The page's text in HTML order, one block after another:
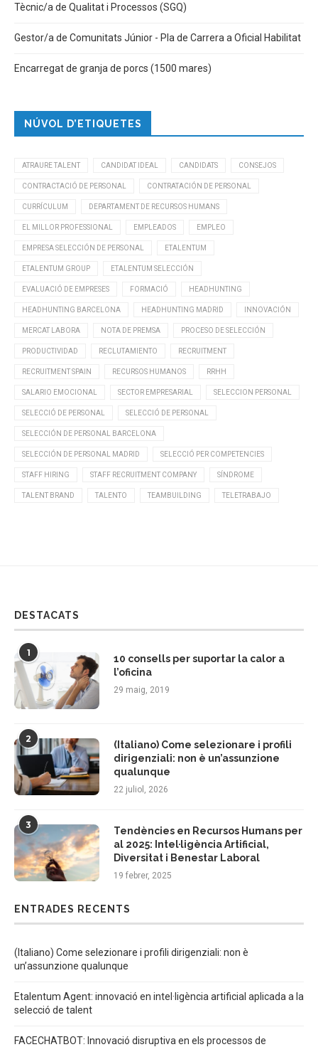
Tècnic/a de Qualitat i Processos (SGQ)
Gestor/a de Comunitats Júnior - Pla de Carrera a Oficial Habilitat
Encarregat de granja de porcs (1500 mares)
NÚVOL D’ETIQUETES
ATRAURE TALENT CANDIDAT IDEAL CANDIDATS CONSEJOS
CONTRACTACIÓ DE PERSONAL CONTRATACIÓN DE PERSONAL
CURRÍCULUM DEPARTAMENT DE RECURSOS HUMANS
EL MILLOR PROFESSIONAL EMPLEADOS EMPLEO
EMPRESA SELECCIÓN DE PERSONAL ETALENTUM
ETALENTUM GROUP ETALENTUM SELECCIÓN
EVALUACIÓ DE EMPRESES FORMACIÓ HEADHUNTING
HEADHUNTING BARCELONA HEADHUNTING MADRID INNOVACIÓN
MERCAT LABORA NOTA DE PREMSA PROCESO DE SELECCIÓN
PRODUCTIVIDAD RECLUTAMIENTO RECRUITMENT
RECRUITMENT SPAIN RECURSOS HUMANOS RRHH
SALARIO EMOCIONAL SECTOR EMPRESARIAL SELECCION PERSONAL
SELECCIÓ DE PERSONAL SELECCIÓ DE PERSONAL
SELECCIÓN DE PERSONAL BARCELONA
SELECCIÓN DE PERSONAL MADRID SELECCIÓ PER COMPETENCIES
STAFF HIRING STAFF RECRUITMENT COMPANY SÍNDROME
TALENT BRAND TALENTO TEAMBUILDING TELETRABAJO
DESTACATS
1
10 consells per suportar la calor a
l’oficina
29 maig, 2019
2
(Italiano) Come selezionare i profili
dirigenziali: non è un’assunzione
qualunque
22 juliol, 2026
3
Tendències en Recursos Humans per
al 2025: Intel·ligència Artificial,
Diversitat i Benestar Laboral
19 febrer, 2025
ENTRADES RECENTS
(Italiano) Come selezionare i profili dirigenziali: non è
un’assunzione qualunque
Etalentum Agent: innovació en intel·ligència artificial aplicada a la
selecció de talent
FACECHATBOT: Innovació disruptiva en els processos de